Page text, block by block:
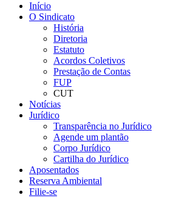
Início
O Sindicato
História
Diretoria
Estatuto
Acordos Coletivos
Prestação de Contas
FUP
CUT
Notícias
Jurídico
Transparência no Jurídico
Agende um plantão
Corpo Jurídico
Cartilha do Jurídico
Aposentados
Reserva Ambiental
Filie-se